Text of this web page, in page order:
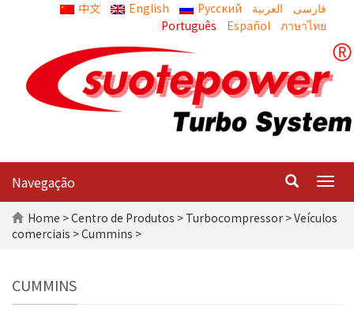
中文 English Русский العربية
Português
Español ภาษาไทย
Navegação
Home >Centro de Produtos > Turbocompressor >Veículos
comerciais > Cummins >
CUMMINS